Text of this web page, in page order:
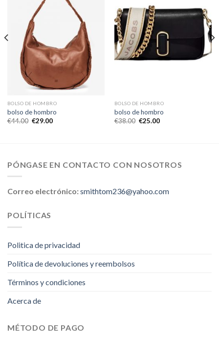
BOLSO DE HOMBRO
bolso de hombro
€44.00 €29.00
BOLSO DE HOMBRO
bolso de hombro
€38.00 €25.00
PÓNGASE EN CONTACTO CON NOSOTROS
Correo electrónico:smithtom236@yahoo.com
POLÍTICAS
Politica de privacidad
Política de devoluciones y reembolsos
Términos y condiciones
Acerca de
MÉTODO DE PAGO